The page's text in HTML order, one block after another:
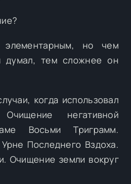
элементарным, но чем
тем сложнее он
когда использовал
негативной
Восьми Триграмм.
Последнего Вздоха.
Очищение земли вокруг